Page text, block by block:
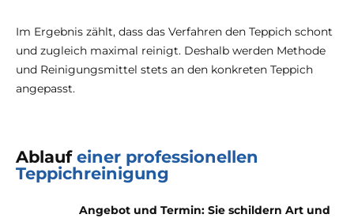
Im Ergebnis zählt, dass das Verfahren den Teppich schont
und zugleich maximal reinigt. Deshalb werden Methode
und Reinigungsmittel stets an den konkreten Teppich
angepasst.
Ablauf einer professionellen
Teppichreinigung
Angebot und Termin: Sie schildern Art und